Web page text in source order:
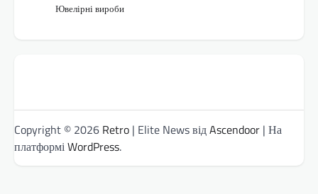
Ювелірні вироби
Copyright © 2026 Retro | Elite News відAscendoor | На
платформіWordPress.